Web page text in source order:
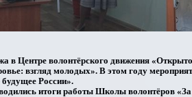
в Центре волонтёрского движения
взгляд молодых». В этом году
России».
итоги работы Школы волонтёров